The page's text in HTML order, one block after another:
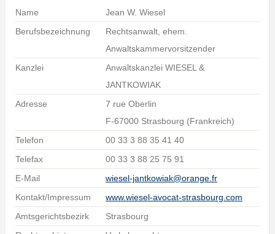
Name
Jean W. Wiesel
Berufsbezeichnung
Rechtsanwalt, ehem.
Anwaltskammervorsitzender
Kanzlei
Anwaltskanzlei WIESEL &
JANTKOWIAK
Adresse
7 rue Oberlin
F-67000 Strasbourg (Frankreich)
Telefon
00 33 3 88 35 41 40
Telefax
00 33 3 88 25 75 91
E-Mail
wiesel-jantkowiak@orange.fr
Kontakt/Impressum
www.wiesel-avocat-strasbourg.com
Amtsgerichtsbezirk
Strasbourg